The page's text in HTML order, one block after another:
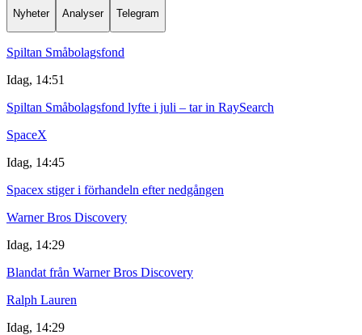
Nyheter Analyser Telegram
Spiltan Småbolagsfond
Idag, 14:51
Spiltan Småbolagsfond lyfte i juli – tar in RaySearch
SpaceX
Idag, 14:45
Spacex stiger i förhandeln efter nedgången
Warner Bros Discovery
Idag, 14:29
Blandat från Warner Bros Discovery
Ralph Lauren
Idag, 14:29